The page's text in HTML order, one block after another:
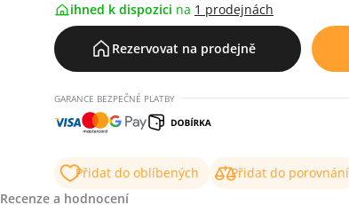
ihned k dispozici na 1 prodejnách
Rezervovat na prodejně
GARANCE BEZPEČNÉ PLATBY
Přidat do oblíbených Přidat do porovnání
Recenze a hodnocení